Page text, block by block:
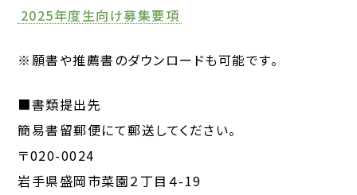
2025年度生向け募集要項
※願書や推薦書のダウンロードも可能です。
■書類提出先
簡易書留郵便にて郵送してください。
〒020-0024
岩手県盛岡市菜園２丁目４-19